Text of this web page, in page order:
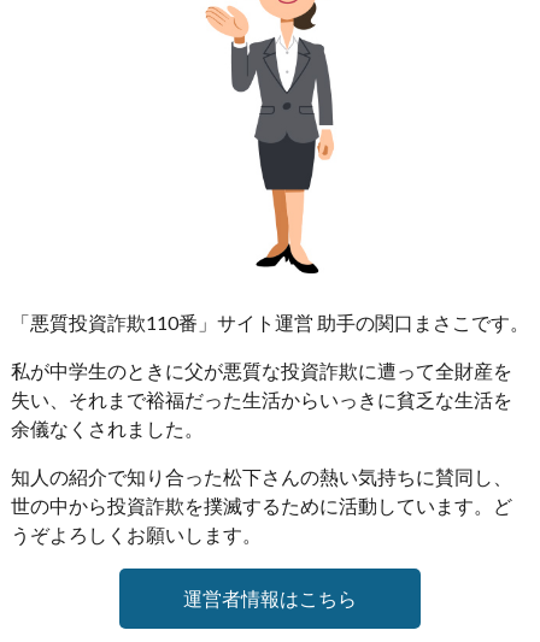
「悪質投資詐欺110番」サイト運営 助手の関口まさこです。
私が中学生のときに父が悪質な投資詐欺に遭って全財産を
失い、それまで裕福だった生活からいっきに貧乏な生活を
余儀なくされました。
知人の紹介で知り合った松下さんの熱い気持ちに賛同し、
世の中から投資詐欺を撲滅するために活動しています。ど
うぞよろしくお願いします。
運営者情報はこちら